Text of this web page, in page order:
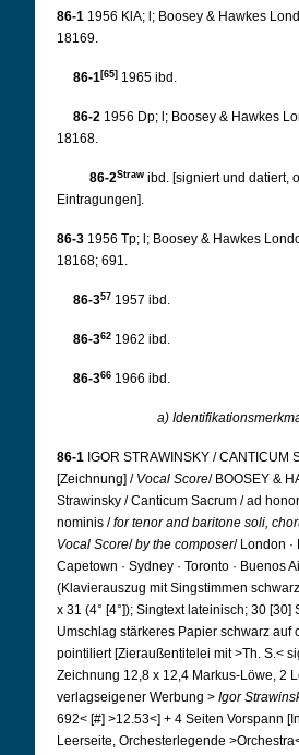
86-1 1956 KlA; l; Boosey & Hawkes
18169.
86-1[65] 1965 ibd.
86-2 1956 Dp; l; Boosey & Hawkes
18168.
86-2Straw ibd. [signiert und datiert,
Eintragungen].
86-3 1956 Tp; l; Boosey & Hawkes
18168; 691.
86-357 1957 ibd.
86-362 1962 ibd.
86-366 1966 ibd.
a)
86-1 IGOR STRAWINSKY / CANTICUM
[Zeichnung] / Vocal Score/ BOOSEY &
Strawinsky / Canticum Sacrum / ad
nominis /for tenor and baritone soli,
Vocal Score/by the composer/ London ·
Capetown · Sydney · Toronto · Buenos
(Klavierauszug mit Singstimmen
x 31 (4° [4°]); Singtext lateinisch; 30 [30]
Umschlag stärkeres Papier schwarz auf
pointiliert [Zieraußentitelei mit >Th. S.<
Zeichnung 12,8 x 12,4 Markus-Löwe, 2
verlagseigener Werbung > Igor
692< [#] >12.53<] + 4 Seiten Vorspann
Leerseite, Orchesterlegende